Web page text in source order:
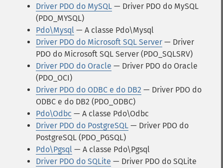
Driver PDO do MySQL — Driver PDO do MySQL
(PDO_MYSQL)
Pdo\Mysql — A classe Pdo\Mysql
Driver PDO do Microsoft SQL Server — Driver
PDO do Microsoft SQL Server (PDO_SQLSRV)
Driver PDO do Oracle — Driver PDO do Oracle
(PDO_OCI)
Driver PDO do ODBC e do DB2 — Driver PDO do
ODBC e do DB2 (PDO_ODBC)
Pdo\Odbc — A classe Pdo\Odbc
Driver PDO do PostgreSQL — Driver PDO do
PostgreSQL (PDO_PGSQL)
Pdo\Pgsql — A classe Pdo\Pgsql
Driver PDO do SQLite — Driver PDO do SQLite